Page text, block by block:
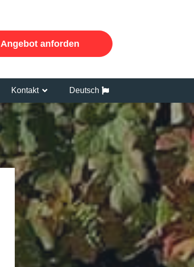
Angebot anforden
Kontakt Deutsch